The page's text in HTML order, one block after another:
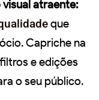
atraente:
que
Capriche na
e edições
o seu público.